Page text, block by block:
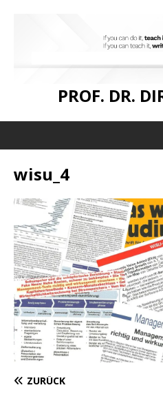
PROF. DR.
wisu_4
ZURÜCK